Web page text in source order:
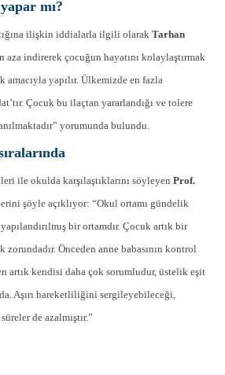
mı?
ilişkin iddialarla ilgili olarak Tarhan
indirerek çocuğun hayatını kolaylaştırmak
amacıyla yapılır. Ülkemizde en fazla
Çocuk bu ilaçtan yararlandığı ve tolere
yorumunda bulundu.
ile okulda karşılaştıklarını söyleyen Prof.
şöyle açıklıyor: “Okul ortamı gündelik
bir ortamdır. Çocuk artık bir
zorundadır. Önceden anne babasının kontrol
artık kendisi daha çok sorumludur, üstelik eşit
Aşırı hareketliliğini sergileyebileceği,
de azalmıştır.”